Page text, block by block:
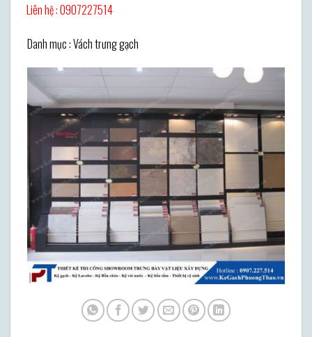
Liên hệ : 0907227514
Danh mục : Vách trưng gạch